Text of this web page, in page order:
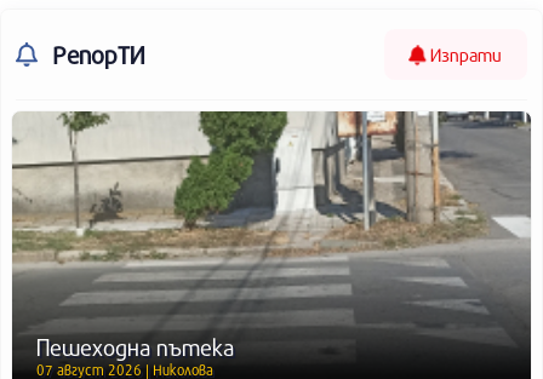
РепорТИ Изпрати
Пешеходна пътека
07 август 2026 | Николова